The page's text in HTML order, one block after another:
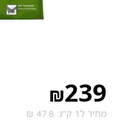
₪239
מחיר ל1 ק"ג: 47.8 ₪